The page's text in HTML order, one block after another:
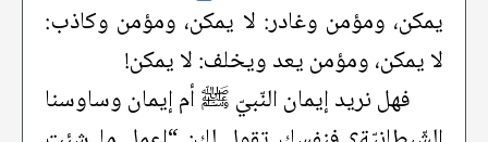
يمكن، ومؤمن وغادر: لا يمكن، ومؤمن وكاذب:
لا يمكن، ومؤمن يعد ويخلف: لا يمكن!
فهل نريد إيمان النّبيّ ﷺ أم إيمان وساوسنا